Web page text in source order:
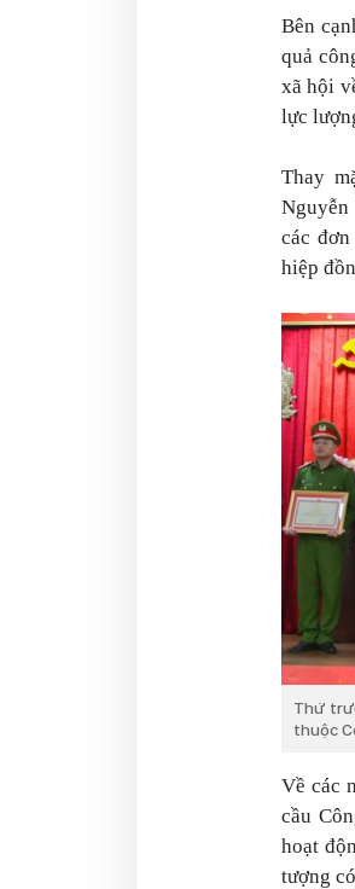
Bên
quả
xã hội
lực
Thay
các
hiệp
Thứ
thuộc
Về các
cầu
hoạt
tượng